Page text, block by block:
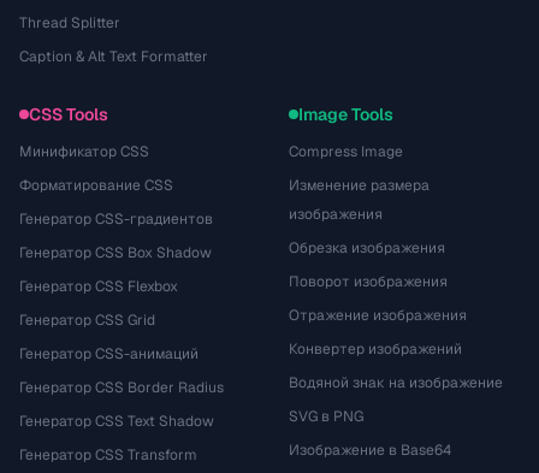
Thread Splitter
Caption & Alt Text Formatter
CSS Tools
Минификатор CSS
Форматирование CSS
Генератор CSS-градиентов
Генератор CSS Box Shadow
Генератор CSS Flexbox
Генератор CSS Grid
Генератор CSS-анимаций
Генератор CSS Border Radius
Генератор CSS Text Shadow
Генератор CSS Transform
Image Tools
Compress Image
Изменение размера
изображения
Обрезка изображения
Поворот изображения
Отражение изображения
Конвертер изображений
Водяной знак на изображение
SVG в PNG
Изображение в Base64